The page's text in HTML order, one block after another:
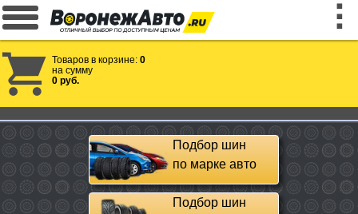
Товаров в корзине: 0
на сумму
0 руб.
Подбор шин
по марке авто
Подбор шин